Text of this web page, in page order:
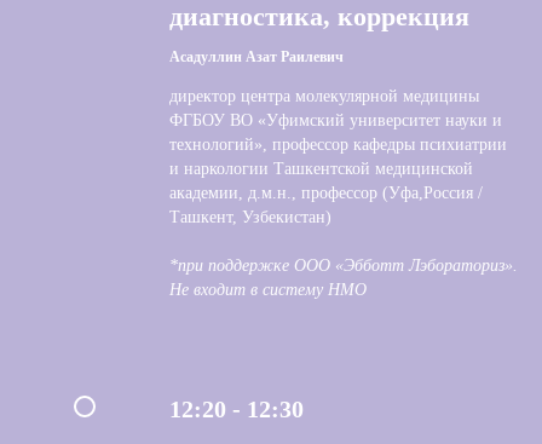
диагностика, коррекция
Асадуллин Азат Раилевич
директор центра молекулярной медицины
ФГБОУ ВО «Уфимский университет науки и
технологий», профессор кафедры психиатрии
и наркологии Ташкентской медицинской
академии, д.м.н., профессор (Уфа,Россия /
Ташкент, Узбекистан)
*при поддержке ООО «Эбботт Лэбораториз».
Не входит в систему НМО
12:20 - 12:30